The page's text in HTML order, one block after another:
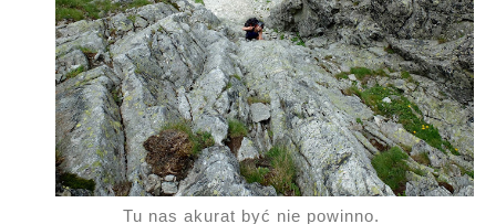
Tu nas akurat być nie powinno.